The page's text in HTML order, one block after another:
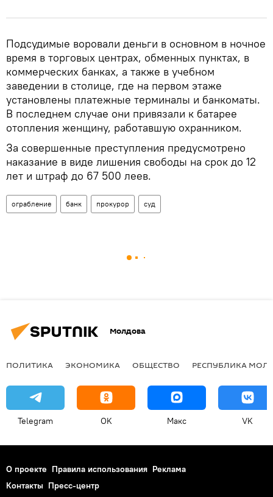
Подсудимые воровали деньги в основном в ночное
время в торговых центрах, обменных пунктах, в
коммерческих банках, а также в учебном
заведении в столице, где на первом этаже
установлены платежные терминалы и банкоматы.
В последнем случае они привязали к батарее
отопления женщину, работавшую охранником.
За совершенные преступления предусмотрено
наказание в виде лишения свободы на срок до 12
лет и штраф до 67 500 леев.
ограбление банк прокурор суд
Молдова
ПОЛИТИКА ЭКОНОМИКА ОБЩЕСТВО РЕСПУБЛИКА
Telegram OK Макс VK
О проекте Правила использования Реклама
Контакты Пресс-центр